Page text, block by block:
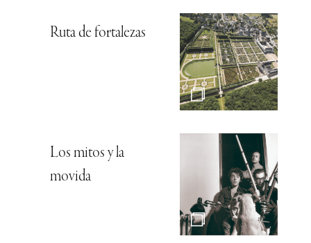
Ruta de fortalezas
Los mitos y la
movida